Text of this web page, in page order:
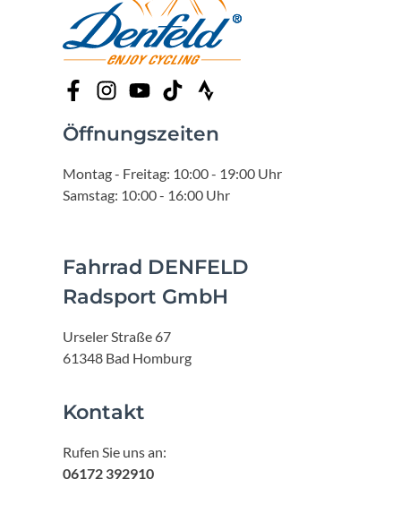
Öffnungszeiten
Montag - Freitag: 10:00 - 19:00 Uhr
Samstag: 10:00 - 16:00 Uhr
Fahrrad DENFELD
Radsport GmbH
Urseler Straße 67
61348 Bad Homburg
Kontakt
Rufen Sie uns an:
06172 392910